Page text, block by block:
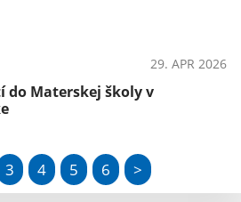
29. APR 2026
do Materskej školy v
3 4 5 6 >